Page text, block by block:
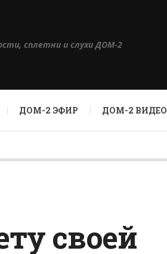
сплетни и слухи ДОМ-2
ДОМ-2 ЭФИР ДОМ-2 ВИДЕО
своей